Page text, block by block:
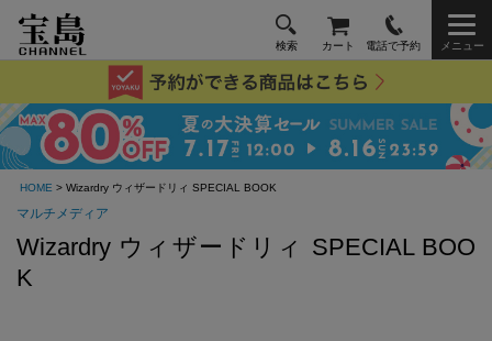
検索 カート 電話で予約 メニュー
HOME > Wizardry ウィザードリィ SPECIAL BOOK
マルチメディア
Wizardry ウィザードリィ SPECIAL BOO
K